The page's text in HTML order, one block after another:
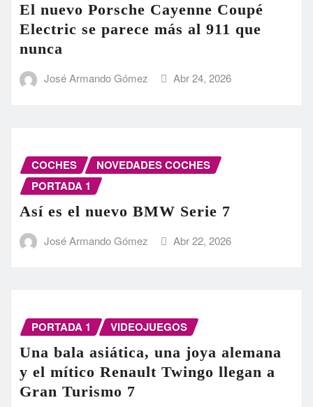
El nuevo Porsche Cayenne Coupé
Electric se parece más al 911 que
nunca
José Armando Gómez Abr 24, 2026
COCHES
NOVEDADES COCHES
PORTADA 1
Así es el nuevo BMW Serie 7
José Armando Gómez Abr 22, 2026
PORTADA 1 VIDEOJUEGOS
Una bala asiática, una joya alemana
y el mítico Renault Twingo llegan a
Gran Turismo 7